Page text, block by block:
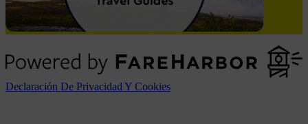
Declaración De Privacidad Y Cookies